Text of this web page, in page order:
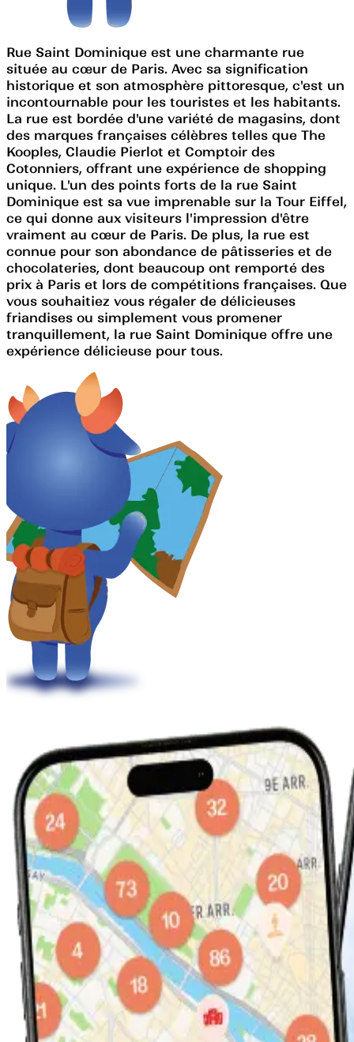
Rue Saint Dominique est une charmante rue
située au cœur de Paris. Avec sa signification
historique et son atmosphère pittoresque, c'est un
incontournable pour les touristes et les habitants.
La rue est bordée d'une variété de magasins, dont
des marques françaises célèbres telles que The
Kooples, Claudie Pierlot et Comptoir des
Cotonniers, offrant une expérience de shopping
unique. L'un des points forts de la rue Saint
Dominique est sa vue imprenable sur la Tour Eiffel,
ce qui donne aux visiteurs l'impression d'être
vraiment au cœur de Paris. De plus, la rue est
connue pour son abondance de pâtisseries et de
chocolateries, dont beaucoup ont remporté des
prix à Paris et lors de compétitions françaises. Que
vous souhaitiez vous régaler de délicieuses
friandises ou simplement vous promener
tranquillement, la rue Saint Dominique offre une
expérience délicieuse pour tous.